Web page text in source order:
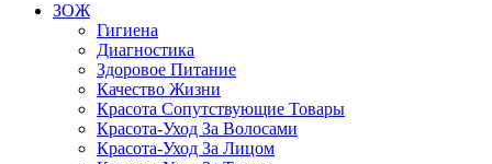
ЗОЖ
Гигиена
Диагностика
Здоровое Питание
Качество Жизни
Красота Сопутствующие Товары
Красота-Уход За Волосами
Красота-Уход За Лицом